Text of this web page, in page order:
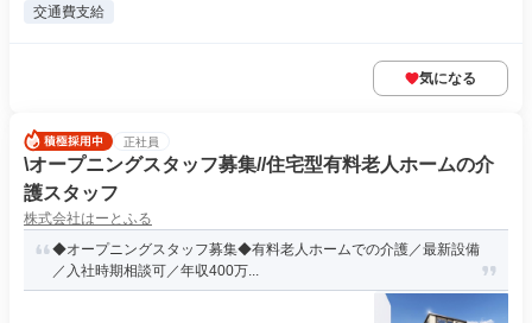
交通費支給
気になる
正社員
\オープニングスタッフ募集//住宅型有料老人ホームの介
護スタッフ
株式会社はーとふる
◆オープニングスタッフ募集◆有料老人ホームでの介護／最新設備
／入社時期相談可／年収400万...